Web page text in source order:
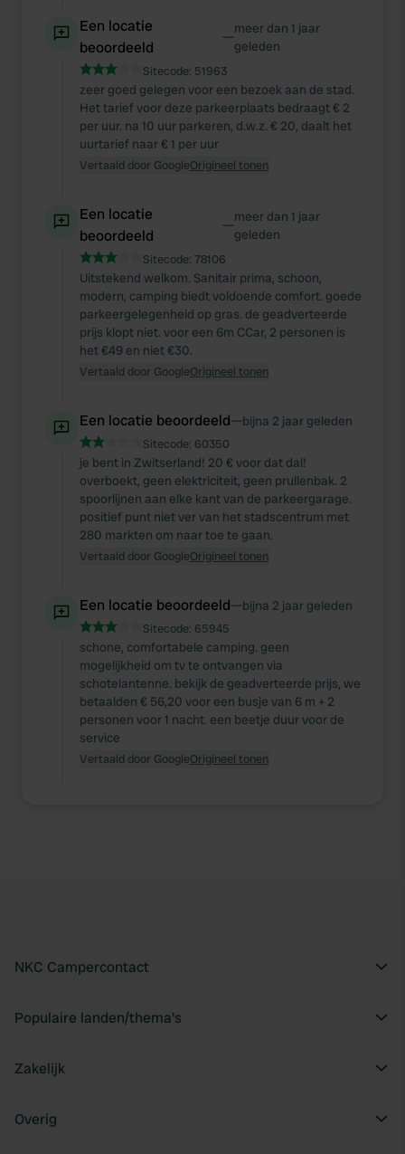
We also share information about your use of our site with
our social media, advertising and analytics partners who
may combine it with other information that you’ve
provided to them or that they’ve collected from your use
Een locatie
beoordeeld
—meer dan 1 jaar
geleden
Sitecode: 51963
zeer goed gelegen voor een bezoek aan de stad.
Het tarief voor deze parkeerplaats bedraagt € 2
per uur. na 10 uur parkeren, d.w.z. € 20, daalt het
uurtarief naar € 1 per uur
Vertaald door GoogleOrigineel tonen
Een locatie
beoordeeld
—meer dan 1 jaar
geleden
Sitecode: 78106
Uitstekend welkom. Sanitair prima, schoon,
modern, camping biedt voldoende comfort. goede
parkeergelegenheid op gras. de geadverteerde
prijs klopt niet. voor een 6m CCar, 2 personen is
het €49 en niet €30.
Vertaald door GoogleOrigineel tonen
Een locatie beoordeeld—bijna 2 jaar geleden
Sitecode: 60350
je bent in Zwitserland! 20 € voor dat dal!
overboekt, geen elektriciteit, geen prullenbak. 2
spoorlijnen aan elke kant van de parkeergarage.
positief punt niet ver van het stadscentrum met
280 markten om naar toe te gaan.
Vertaald door GoogleOrigineel tonen
Een locatie beoordeeld—bijna 2 jaar geleden
Sitecode: 65945
schone, comfortabele camping. geen
mogelijkheid om tv te ontvangen via
schotelantenne. bekijk de geadverteerde prijs, we
betaalden € 56,20 voor een busje van 6 m + 2
personen voor 1 nacht. een beetje duur voor de
service
Vertaald door GoogleOrigineel tonen
NKC Campercontact
Populaire landen/thema's
Zakelijk
Overig